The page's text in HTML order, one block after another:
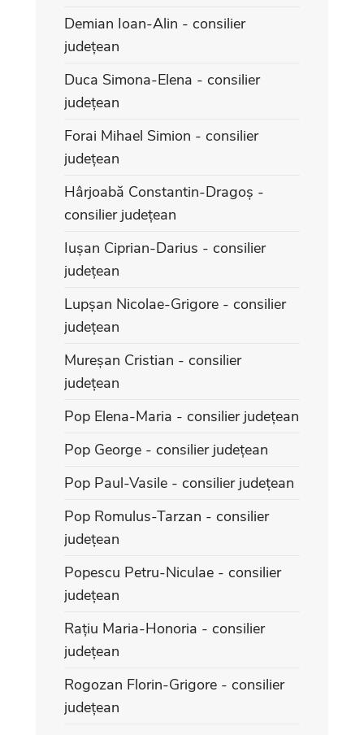
Demian Ioan-Alin - consilier
județean
Duca Simona-Elena - consilier
județean
Forai Mihael Simion - consilier
județean
Hârjoabă Constantin-Dragoș -
consilier județean
Iușan Ciprian-Darius - consilier
județean
Lupșan Nicolae-Grigore - consilier
județean
Mureșan Cristian - consilier
județean
Pop Elena-Maria - consilier județean
Pop George - consilier județean
Pop Paul-Vasile - consilier județean
Pop Romulus-Tarzan - consilier
județean
Popescu Petru-Niculae - consilier
județean
Rațiu Maria-Honoria - consilier
județean
Rogozan Florin-Grigore - consilier
județean